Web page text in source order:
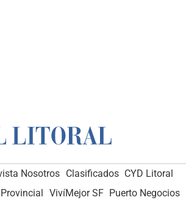
Nosotros Clasificados CYD Litoral
VivíMejor SF Puerto Negocios